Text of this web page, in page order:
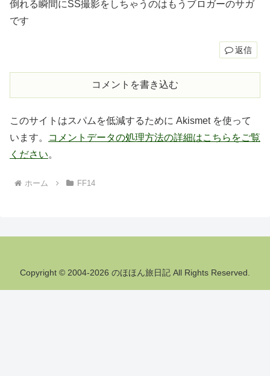
倒れる瞬間にSS撮影をしちゃうのはもうブロガーのサガ
です
返信
コメントを書き込む
このサイトはスパムを低減するために Akismet を使って
います。
コメントデータの処理方法の詳細はこちらをご覧
ください。
ホーム FF14
Copyright © 2004-2026 のほほん旅日記 All Rights Reserved.